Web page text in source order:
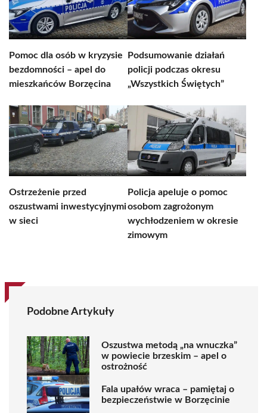
Pomoc dla osób w kryzysie
bezdomności – apel do
mieszkańców Borzęcina
Podsumowanie działań
policji podczas okresu
„Wszystkich Świętych”
Ostrzeżenie przed
oszustwami inwestycyjnymi
w sieci
Policja apeluje o pomoc
osobom zagrożonym
wychłodzeniem w okresie
zimowym
Podobne Artykuły
Oszustwa metodą „na wnuczka”
w powiecie brzeskim – apel o
ostrożność
Fala upałów wraca – pamiętaj o
bezpieczeństwie w Borzęcinie